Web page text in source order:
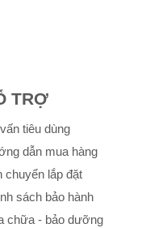
TRỢ
tiêu dùng
dẫn mua hàng
chuyển lắp đặt
sách bảo hành
chữa - bảo dưỡng